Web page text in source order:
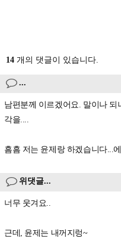
14 개의 댓글이 있습니다.
...
남편분께 이르겠어요. 말이나 되
각을....
흠흠 저는 윤제랑 하겠습니다...
위댓글...
너무 웃겨요..
근데, 윤제는 내꺼지렁~